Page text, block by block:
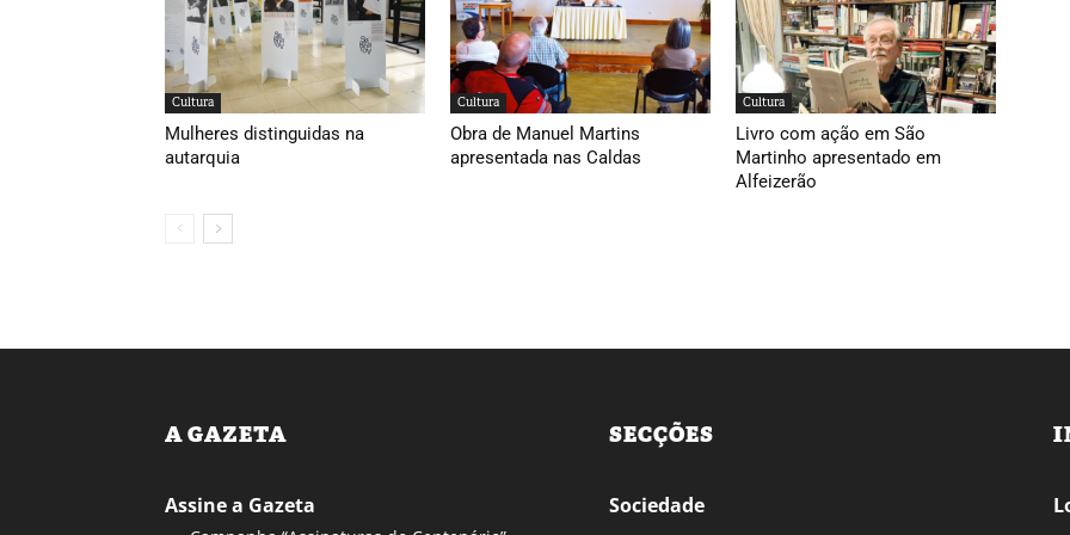
Cultura
Mulheres distinguidas na
autarquia
Cultura
Obra de Manuel Martins
apresentada nas Caldas
Cultura
Livro com ação em São
Martinho apresentado em
Alfeizerão
A GAZETA
Assine a Gazeta
SECÇÕES
Sociedade